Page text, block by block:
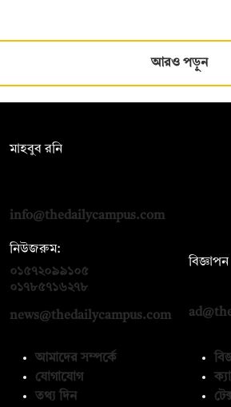
আরও পড়ুন
মাহবুব রনি
info@thedailycampus.com
নিউজরুম:
০১৫৭২০৯৯১০৫
০১৭৮৫৭১৬২৭৮
news@thedailycampus.com
বিজ্ঞাপন
আমাদের সম্পর্কে
যোগাযোগ
তথ্য দিন